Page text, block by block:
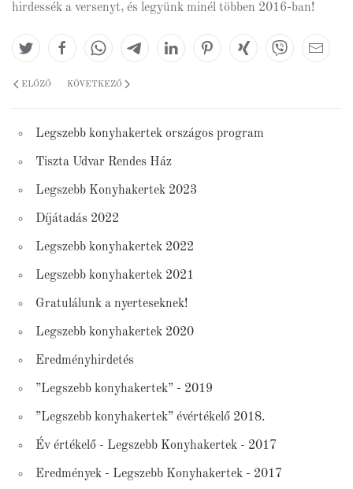
hirdessék a versenyt, és legyünk minél többen 2016-ban!
ELŐZŐ KÖVETKEZŐ
Legszebb konyhakertek országos program
Tiszta Udvar Rendes Ház
Legszebb Konyhakertek 2023
Díjátadás 2022
Legszebb konyhakertek 2022
Legszebb konyhakertek 2021
Gratulálunk a nyerteseknek!
Legszebb konyhakertek 2020
Eredményhirdetés
”Legszebb konyhakertek” - 2019
”Legszebb konyhakertek” évértékelő 2018.
Év értékelő - Legszebb Konyhakertek - 2017
Eredmények - Legszebb Konyhakertek - 2017